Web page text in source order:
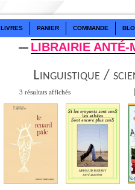
LIVRES PANIER COMMANDE
— LIBRAIRIE ANTÉ-
Linguistique /
3 résultats affichés